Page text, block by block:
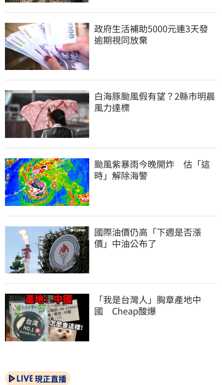
政府生活補助5000元連3天發
逾期視同放棄
白海豚颱風假有望？2縣市明晨
風力達標
颱風紫暴雨今晚開炸　估「這
時」解除海警
國際油價仍高「下週是否漲
價」中油公布了
「我是台灣人」胸章產地中
國　Cheap酸爆
現正直播